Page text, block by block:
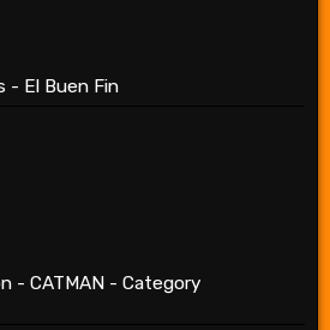
- El Buen Fin
- CATMAN - Category